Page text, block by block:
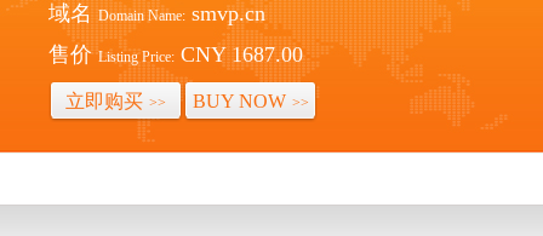
域名 Domain Name: smvp.cn
售价 Listing Price: CNY 1687.00
立即购买 >> BUY NOW >>